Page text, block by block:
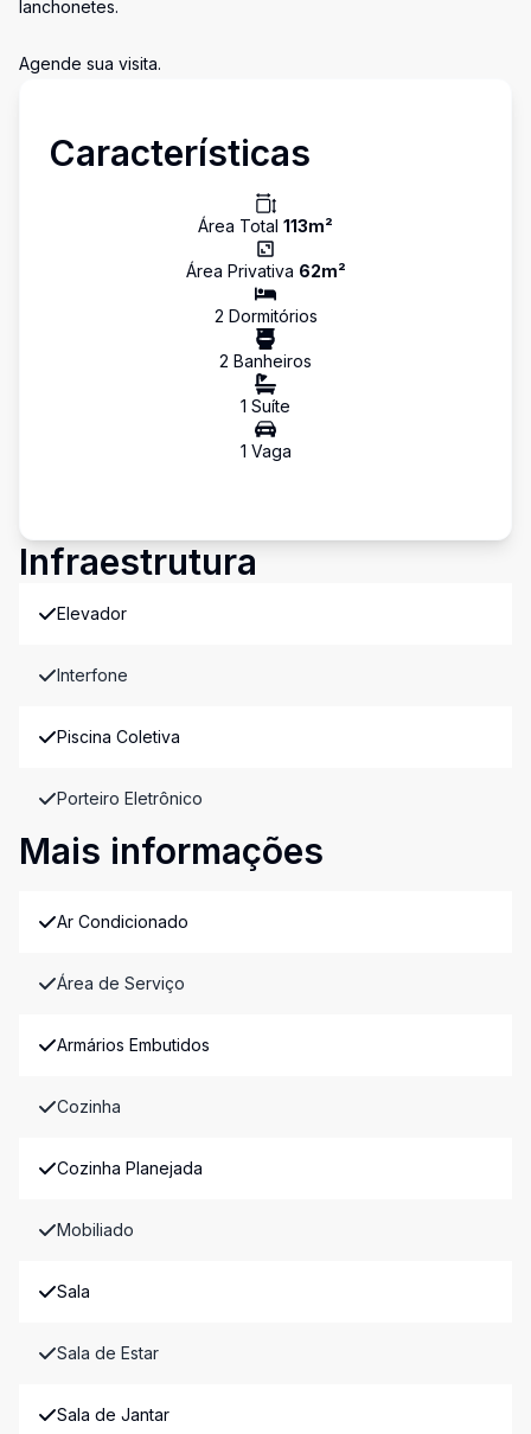
lanchonetes.
Agende sua visita.
Características
Área Total 113m²
Área Privativa 62m²
2 Dormitórios
2 Banheiros
1 Suíte
1 Vaga
Infraestrutura
Elevador
Interfone
Piscina Coletiva
Porteiro Eletrônico
Mais informações
Ar Condicionado
Área de Serviço
Armários Embutidos
Cozinha
Cozinha Planejada
Mobiliado
Sala
Sala de Estar
Sala de Jantar